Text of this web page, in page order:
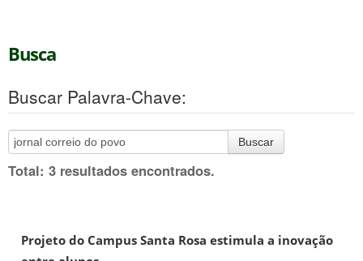
Busca
Buscar Palavra-Chave:
Buscar
Total: 3 resultados encontrados.
Projeto do Campus Santa Rosa estimula a inovação